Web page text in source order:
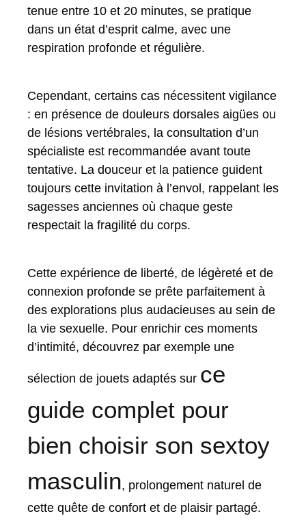
tenue entre 10 et 20 minutes, se pratique
dans un état d’esprit calme, avec une
respiration profonde et régulière.
Cependant, certains cas nécessitent vigilance
: en présence de douleurs dorsales aigües ou
de lésions vertébrales, la consultation d’un
spécialiste est recommandée avant toute
tentative. La douceur et la patience guident
toujours cette invitation à l’envol, rappelant les
sagesses anciennes où chaque geste
respectait la fragilité du corps.
Cette expérience de liberté, de légèreté et de
connexion profonde se prête parfaitement à
des explorations plus audacieuses au sein de
la vie sexuelle. Pour enrichir ces moments
d’intimité, découvrez par exemple une
sélection de jouets adaptés sur ce
guide complet pour
bien choisir son sextoy
masculin, prolongement naturel de
cette quête de confort et de plaisir partagé.